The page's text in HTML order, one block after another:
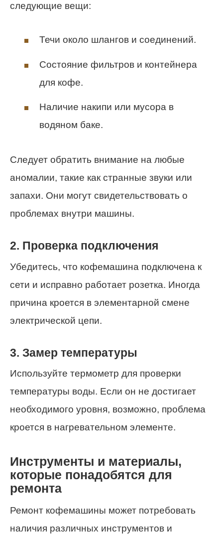
следующие вещи:
Течи около шлангов и соединений.
Состояние фильтров и контейнера
для кофе.
Наличие накипи или мусора в
водяном баке.
Следует обратить внимание на любые
аномалии, такие как странные звуки или
запахи. Они могут свидетельствовать о
проблемах внутри машины.
2. Проверка подключения
Убедитесь, что кофемашина подключена к
сети и исправно работает розетка. Иногда
причина кроется в элементарной смене
электрической цепи.
3. Замер температуры
Используйте термометр для проверки
температуры воды. Если он не достигает
необходимого уровня, возможно, проблема
кроется в нагревательном элементе.
Инструменты и материалы,
которые понадобятся для
ремонта
Ремонт кофемашины может потребовать
наличия различных инструментов и